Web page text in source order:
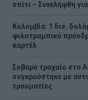
σπίτι – Συνελήφθη
Κολομβία: 1 δισ.
φιλοτραμπικό
καρτέλ
Σοβαρό τροχαίο στο
συγκρούστηκε με
τραυματίες